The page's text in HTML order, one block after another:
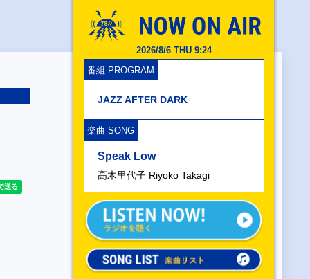
2026/8/6 THU 9:24
番組 PROGRAM
JAZZ AFTER DARK
楽曲 SONG
Speak Low
高木里代子 Riyoko Takagi